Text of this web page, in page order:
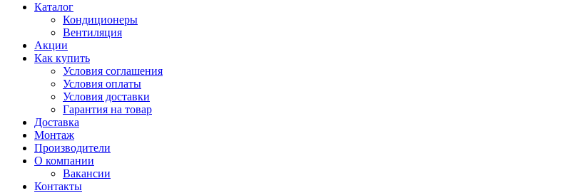
Каталог
Кондиционеры
Вентиляция
Акции
Как купить
Условия соглашения
Условия оплаты
Условия доставки
Гарантия на товар
Доставка
Монтаж
Производители
О компании
Вакансии
Контакты